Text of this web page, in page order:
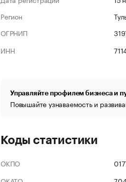
Регион
ОГРНИП
ИНН
Управляйте профилем бизнеса и
Повышайте узнаваемость и
Коды статистики
ОКПО